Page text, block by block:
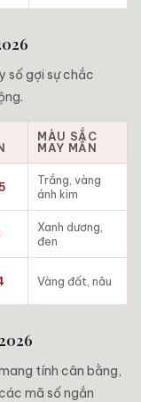
số gợi sự chắc
MÀU SẮC
MAY MẮN
Trắng, vàng
ánh kim
Xanh dương,
đen
Vàng đất, nâu
tính cân bằng,
mã số ngắn